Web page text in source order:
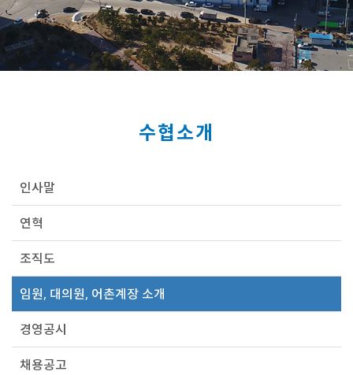
수협소개
인사말
연혁
조직도
임원, 대의원, 어촌계장 소개
경영공시
채용공고